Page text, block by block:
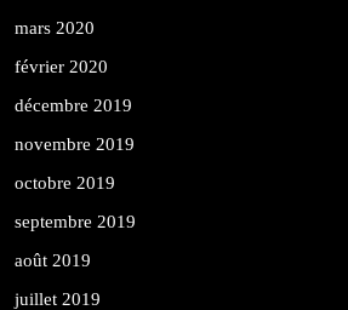
mars 2020
février 2020
décembre 2019
novembre 2019
octobre 2019
septembre 2019
août 2019
juillet 2019